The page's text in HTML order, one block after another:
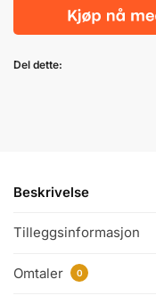
Del dette:
Beskrivelse
Tilleggsinformasjon
Omtaler 0